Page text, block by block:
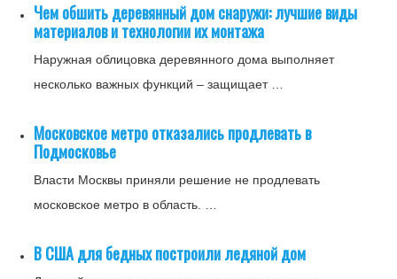
Чем обшить деревянный дом снаружи: лучшие виды
материалов и технологии их монтажа
Наружная облицовка деревянного дома выполняет
несколько важных функций – защищает …
Московское метро отказались продлевать в
Подмосковье
Власти Москвы приняли решение не продлевать
московское метро в область. …
В США для бедных построили ледяной дом